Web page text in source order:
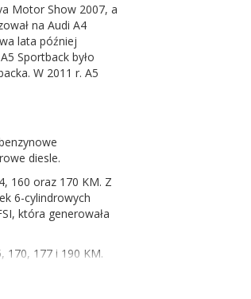
Motor Show 2007, a
na Audi A4
lata później
Sportback było
W 2011 r. A5
diesle.
160 oraz 170 KM. Z
6-cylindrowych
która generowała
170, 177 i 190 KM.
mechanicznych